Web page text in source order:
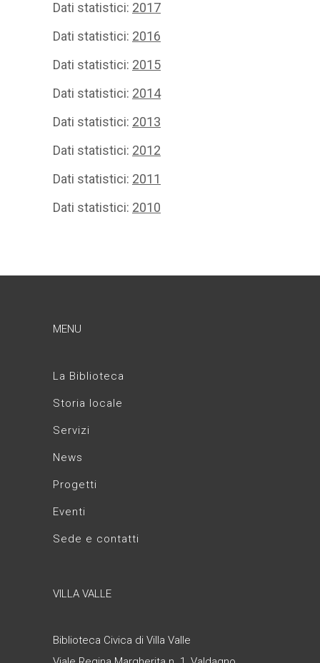
Dati statistici: 2017
Dati statistici: 2016
Dati statistici: 2015
Dati statistici: 2014
Dati statistici: 2013
Dati statistici: 2012
Dati statistici: 2011
Dati statistici: 2010
MENU
La Biblioteca
Storia locale
Servizi
News
Progetti
Eventi
Sede e contatti
VILLA VALLE
Biblioteca Civica di Villa Valle